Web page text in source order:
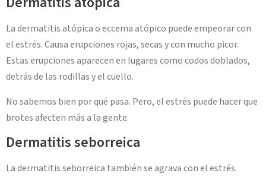
La dermatitis atópica o eccema atópico puede empeorar con
el estrés. Causa erupciones rojas, secas y con mucho picor.
Estas erupciones aparecen en lugares como codos doblados,
detrás de las rodillas y el cuello.
No sabemos bien por qué pasa. Pero, el estrés puede hacer que
brotes afecten más a la gente.
Dermatitis seborreica
La dermatitis seborreica también se agrava con el estrés.